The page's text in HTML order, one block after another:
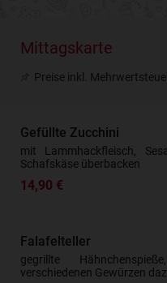
Mittagskarte
Preise inkl.
Gefüllte Zucchini
mit Lammhackfleisch,
Schafskäse überbacken
14,90 €
Falafelteller
gegrillte
verschiedenen Gewürzen
Nachname
E-Mail*
Sonntag, 9.